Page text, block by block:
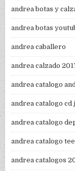
andrea botas y
andrea botas
andrea caballero
andrea calzado
andrea catalogo
andrea catalogo cd
andrea catalogo
andrea catalogo
andrea catalogos